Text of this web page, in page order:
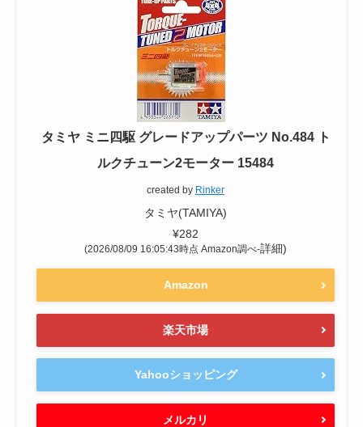
タミヤ ミニ四駆 グレードアップパーツ No.484 ト
ルクチューン2モーター 15484
created by Rinker
タミヤ(TAMIYA)
¥282
(2026/08/09 16:05:43時点 Amazon調べ-詳細)
Amazon
楽天市場
Yahooショッピング
メルカリ